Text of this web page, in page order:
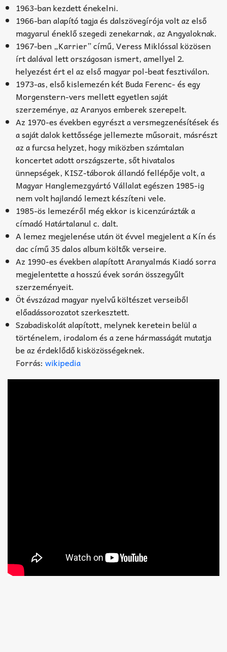
1963-ban kezdett énekelni.
1966-ban alapító tagja és dalszövegírója volt az első
magyarul éneklő szegedi zenekarnak, az Angyaloknak.
1967-ben „Karrier” című, Veress Miklóssal közösen
írt dalával lett országosan ismert, amellyel 2.
helyezést ért el az első magyar pol-beat fesztiválon.
1973-as, első kislemezén két Buda Ferenc- és egy
Morgenstern-vers mellett egyetlen saját
szerzeménye, az Aranyos emberek szerepelt.
Az 1970-es években egyrészt a versmegzenésítések és
a saját dalok kettőssége jellemezte műsorait, másrészt
az a furcsa helyzet, hogy miközben számtalan
koncertet adott országszerte, sőt hivatalos
ünnepségek, KISZ-táborok állandó fellépője volt, a
Magyar Hanglemezgyártó Vállalat egészen 1985-ig
nem volt hajlandó lemezt készíteni vele.
1985-ös lemezéről még ekkor is kicenzúrázták a
címadó Határtalanul c. dalt.
A lemez megjelenése után öt évvel megjelent a Kín és
dac című 35 dalos album költők verseire.
Az 1990-es években alapított Aranyalmás Kiadó sorra
megjelentette a hosszú évek során összegyűlt
szerzeményeit.
Öt évszázad magyar nyelvű költészet verseiből
előadássorozatot szerkesztett.
Szabadiskolát alapított, melynek keretein belül a
történelem, irodalom és a zene hármasságát mutatja
be az érdeklődő kisközösségeknek.
Forrás: wikipedia